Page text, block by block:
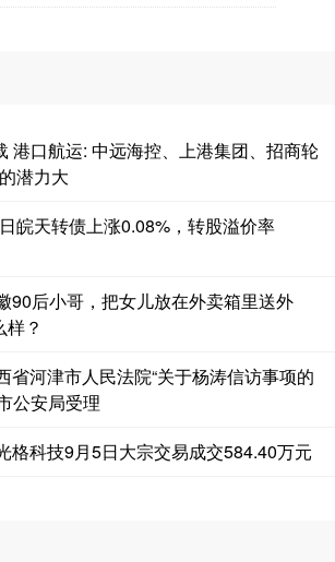
港口航运: 中远海控、上港集团、招商轮
潜力大
皖天转债上涨0.08%，转股溢价率
90后小哥，把女儿放在外卖箱里送外
？
省河津市人民法院“关于杨涛信访事项的
公安局受理
格科技9月5日大宗交易成交584.40万元